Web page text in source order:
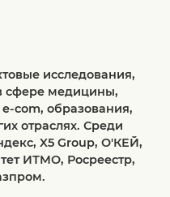
исследования,
сфере медицины,
com, образования,
отраслях. Среди
X5 Group, О'КЕЙ,
ИТМО, Росреестр,